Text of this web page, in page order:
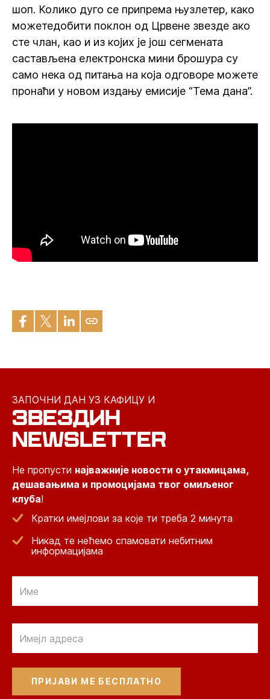
шоп. Колико дуго се припрема њузлетер, како
можетедобити поклон од Црвене звезде ако
сте члан, као и из којих је још сегмената
састављена електронска мини брошура су
само нека од питања на која одговоре можете
пронаћи у новом издању емисије “Тема дана”.
ЗАПОЧНИ ДАН УЗ КАФИЦУ И
ЗВЕЗДИН
NEWSLETTER
Не пропусти најважније новости о утакмицама,
дешавањима и промоцијама твог омиљеног
клуба!
Кратки имејлови за које ти треба 2 минута
Никад те нећемо спамовати небитним
информацијама